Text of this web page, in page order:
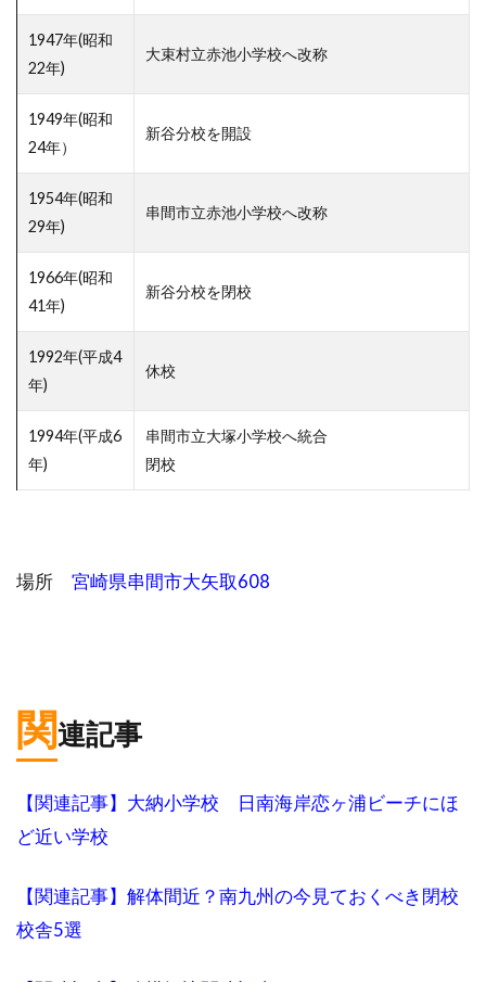
1947年(昭和
22年)
大束村立赤池小学校へ改称
1949年(昭和
24年）
新谷分校を開設
1954年(昭和
29年)
串間市立赤池小学校へ改称
1966年(昭和
41年)
新谷分校を閉校
1992年(平成4
年)
休校
1994年(平成6
年)
串間市立大塚小学校へ統合
閉校
場所 宮崎県串間市大矢取608
関連記事
【関連記事】大納小学校 日南海岸恋ヶ浦ビーチにほ
ど近い学校
【関連記事】解体間近？南九州の今見ておくべき閉校
校舎5選